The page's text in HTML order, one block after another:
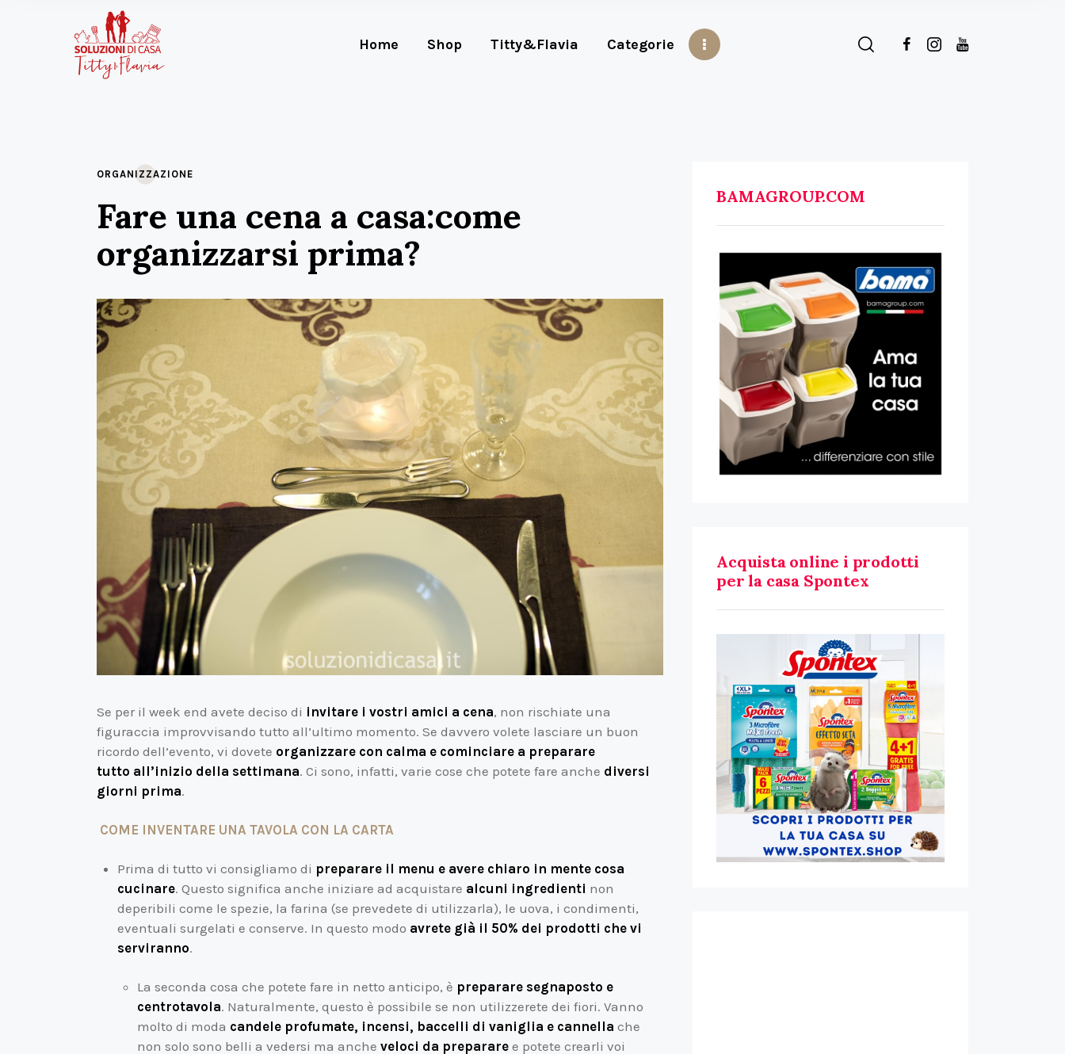
Home Shop Titty&Flavia Categorie
ORGANIZZAZIONE
Fare una cena a casa:come
organizzarsi prima?
Se per il week end avete deciso di invitare i vostri amici a cena, non rischiate una
figuraccia improvvisando tutto all’ultimo momento. Se davvero volete lasciare un buon
ricordo dell’evento, vi dovete organizzare con calma e cominciare a preparare
tutto all’inizio della settimana. Ci sono, infatti, varie cose che potete fare anche diversi
giorni prima.
COME INVENTARE UNA TAVOLA CON LA CARTA
Prima di tutto vi consigliamo di preparare il menu e avere chiaro in mente cosa
cucinare. Questo significa anche iniziare ad acquistare alcuni ingredienti non
deperibili come le spezie, la farina (se prevedete di utilizzarla), le uova, i condimenti,
eventuali surgelati e conserve. In questo modo avrete già il 50% dei prodotti che vi
serviranno.
La seconda cosa che potete fare in netto anticipo, è preparare segnaposto e
centrotavola. Naturalmente, questo è possibile se non utilizzerete dei fiori. Vanno
molto di moda candele profumate, incensi, baccelli di vaniglia e cannella che
non solo sono belli a vedersi ma anche veloci da preparare e potete crearli voi
BAMAGROUP.COM
Acquista online i prodotti
per la casa Spontex